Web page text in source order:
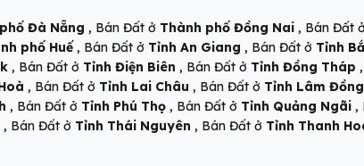
Đà Nẵng , Bán Đất ở Thành phố Đồng Nai , Bán Đất ở
phố Huế , Bán Đất ở Tỉnh An Giang , Bán Đất ở Tỉnh
, Bán Đất ở Tỉnh Điện Biên , Bán Đất ở Tỉnh Đồng Tháp ,
, Bán Đất ở Tỉnh Lai Châu , Bán Đất ở Tỉnh Lâm Đồng
, Bán Đất ở Tỉnh Phú Thọ , Bán Đất ở Tỉnh Quảng Ngãi ,
, Bán Đất ở Tỉnh Thái Nguyên , Bán Đất ở Tỉnh Thanh